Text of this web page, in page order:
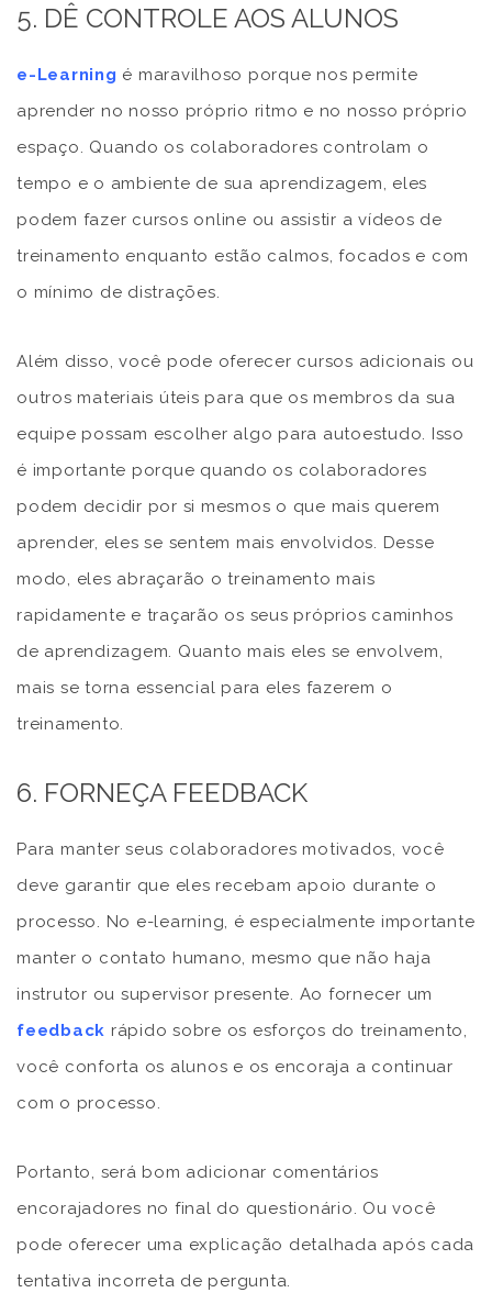
5. DÊ CONTROLE AOS ALUNOS
e-Learning é maravilhoso porque nos permite
aprender no nosso próprio ritmo e no nosso próprio
espaço. Quando os colaboradores controlam o
tempo e o ambiente de sua aprendizagem, eles
podem fazer cursos online ou assistir a vídeos de
treinamento enquanto estão calmos, focados e com
o mínimo de distrações.
Além disso, você pode oferecer cursos adicionais ou
outros materiais úteis para que os membros da sua
equipe possam escolher algo para autoestudo. Isso
é importante porque quando os colaboradores
podem decidir por si mesmos o que mais querem
aprender, eles se sentem mais envolvidos. Desse
modo, eles abraçarão o treinamento mais
rapidamente e traçarão os seus próprios caminhos
de aprendizagem. Quanto mais eles se envolvem,
mais se torna essencial para eles fazerem o
treinamento.
6. FORNEÇA FEEDBACK
Para manter seus colaboradores motivados, você
deve garantir que eles recebam apoio durante o
processo. No e-learning, é especialmente importante
manter o contato humano, mesmo que não haja
instrutor ou supervisor presente. Ao fornecer um
feedback rápido sobre os esforços do treinamento,
você conforta os alunos e os encoraja a continuar
com o processo.
Portanto, será bom adicionar comentários
encorajadores no final do questionário. Ou você
pode oferecer uma explicação detalhada após cada
tentativa incorreta de pergunta.